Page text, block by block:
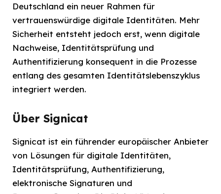
Deutschland ein neuer Rahmen für
vertrauenswürdige digitale Identitäten. Mehr
Sicherheit entsteht jedoch erst, wenn digitale
Nachweise, Identitätsprüfung und
Authentifizierung konsequent in die Prozesse
entlang des gesamten Identitätslebenszyklus
integriert werden.
Über Signicat
Signicat ist ein führender europäischer Anbieter
von Lösungen für digitale Identitäten,
Identitätsprüfung, Authentifizierung,
elektronische Signaturen und